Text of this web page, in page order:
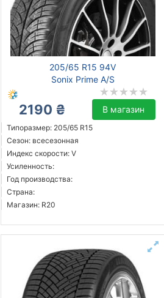
205/65 R15 94V
Sonix Prime A/S
2190 ₴ В магазин
Типоразмер: 205/65 R15
Сезон: всесезонная
Индекс скорости: V
Усиленность:
Год производства:
Страна:
Магазин: R20